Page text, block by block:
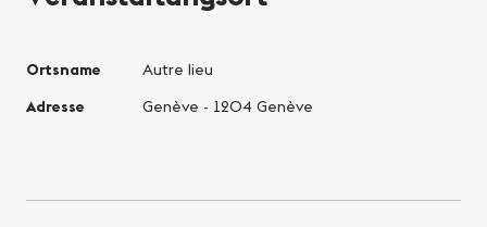
Ortsname
Autre lieu
Adresse
Genève - 1204 Genève